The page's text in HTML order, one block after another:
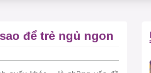
để trẻ ngủ ngon